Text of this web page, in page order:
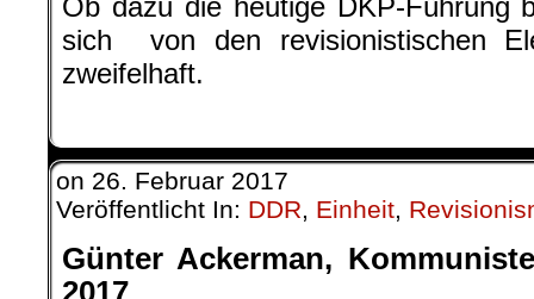
Ob dazu die heutige DKP-Führung
sich von den revisionistischen
zweifelhaft.
on 26. Februar 2017
Veröffentlicht In: DDR, Einheit,
Günter Ackerman,
2017